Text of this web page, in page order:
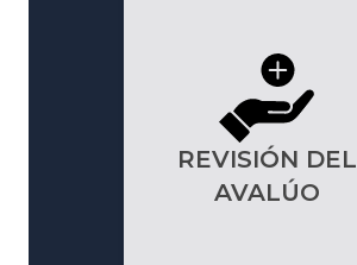
REVISIÓN DEL
AVALÚO